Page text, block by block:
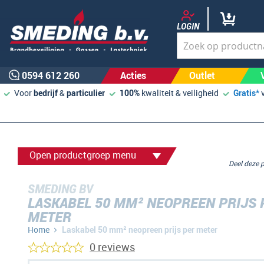
LOGIN
0594 612 260 Acties Outlet
Voorbedrijf&particulier 100% kwaliteit & veiligheid Gratis*
Open productgroep menu
SMEDING BV
LASKABEL 50 MM² NEOPREEN PRIJS
METER
Home Laskabel 50 mm² neopreen prijs per meter
Deel
0 reviews